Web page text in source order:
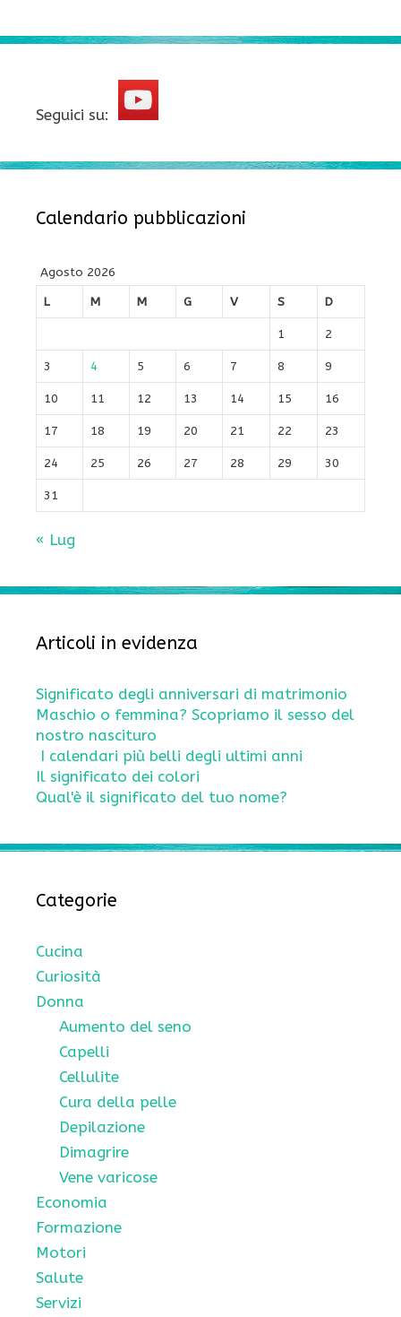
Seguici su:
Calendario pubblicazioni
Agosto 2026
L
M M G V S D
1 2
3 4 5 6 7 8 9
10 11 12 13 14 15 16
17 18 19 20 21 22 23
24 25 26 27 28 29 30
31
« Lug
Articoli in evidenza
Significato degli anniversari di matrimonio
Maschio o femmina? Scopriamo il sesso del
nostro nascituro
I calendari più belli degli ultimi anni
Il significato dei colori
Qual'è il significato del tuo nome?
Categorie
Cucina
Curiosità
Donna
Aumento del seno
Capelli
Cellulite
Cura della pelle
Depilazione
Dimagrire
Vene varicose
Economia
Formazione
Motori
Salute
Servizi